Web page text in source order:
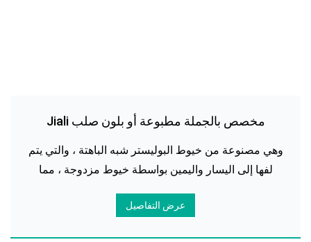
مخصص بالجملة مطبوعة أو بلون صلب Jiali
وهي مصنوعة من خيوط البوليستر شبه الباهتة ، والتي يتم
لفها إلى اليسار واليمين بواسطة خيوط مزدوجة ، مما
العالية لحياكة اللحمة ، فإن شيفون Jiali هو
عرض التفاصيل